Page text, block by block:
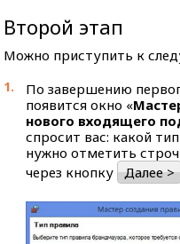
Второй этап
Можно приступить к
По завершению
появится окно «
нового входящего
спросит вас: какой
нужно отметить
через кнопку
Далее >